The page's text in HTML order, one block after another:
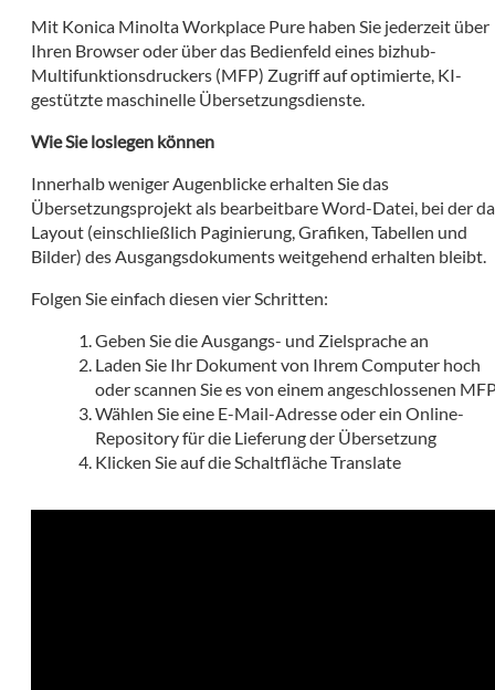
Mit Konica Minolta Workplace Pure haben Sie jederzeit über
Ihren Browser oder über das Bedienfeld eines bizhub-
Multifunktionsdruckers (MFP) Zugriff auf optimierte, KI-
gestützte maschinelle Übersetzungsdienste.
Wie Sie loslegen können
Innerhalb weniger Augenblicke erhalten Sie das
Übersetzungsprojekt als bearbeitbare Word-Datei, bei der
Layout (einschließlich Paginierung, Grafiken, Tabellen und
Bilder) des Ausgangsdokuments weitgehend erhalten bleibt.
Folgen Sie einfach diesen vier Schritten:
Geben Sie die Ausgangs- und Zielsprache an
Laden Sie Ihr Dokument von Ihrem Computer hoch
oder scannen Sie es von einem angeschlossenen
Wählen Sie eine E-Mail-Adresse oder ein Online-
Repository für die Lieferung der Übersetzung
Klicken Sie auf die Schaltfläche Translate